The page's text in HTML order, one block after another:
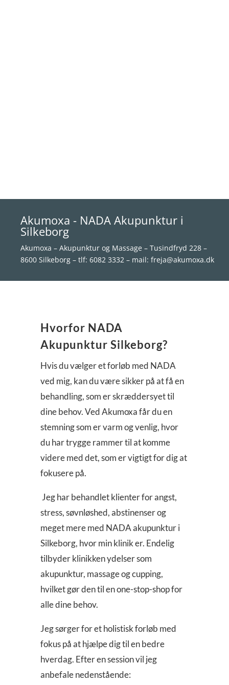
Akumoxa - NADA Akupunktur i
Silkeborg
Akumoxa – Akupunktur og Massage – Tusindfryd 228 –
8600 Silkeborg – tlf: 6082 3332 – mail: freja@akumoxa.dk
Hvorfor NADA
Akupunktur Silkeborg?
Hvis du vælger et forløb med NADA
ved mig, kan du være sikker på at få en
behandling, som er skræddersyet til
dine behov. Ved Akumoxa får du en
stemning som er varm og venlig, hvor
du har trygge rammer til at komme
videre med det, som er vigtigt for dig at
fokusere på.
Jeg har behandlet klienter for angst,
stress, søvnløshed, abstinenser og
meget mere med NADA akupunktur i
Silkeborg, hvor min klinik er. Endelig
tilbyder klinikken ydelser som
akupunktur, massage og cupping,
hvilket gør den til en one-stop-shop for
alle dine behov.
Jeg sørger for et holistisk forløb med
fokus på at hjælpe dig til en bedre
hverdag. Efter en session vil jeg
anbefale nedenstående: